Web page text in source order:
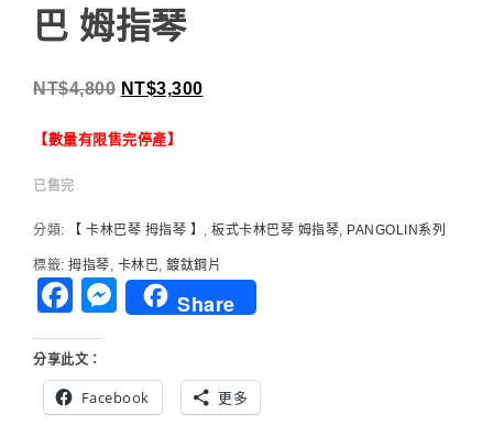
巴 姆指琴
NT$4,800 NT$3,300
【數量有限售完停產】
已售完
分類: 【 卡林巴琴 拇指琴 】 , 板式卡林巴琴 姆指琴, PANGOLIN系列
標籤: 拇指琴, 卡林巴, 鍍鈦鋼片
Facebook
Messenger
Share
分享此文：
Facebook 更多